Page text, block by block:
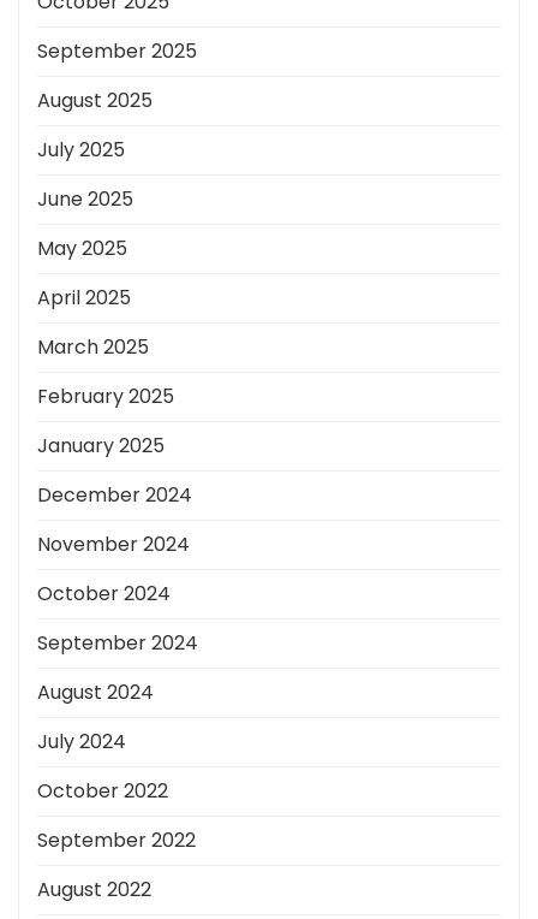
September 2025
August 2025
July 2025
June 2025
May 2025
April 2025
March 2025
February 2025
January 2025
December 2024
November 2024
October 2024
September 2024
August 2024
July 2024
October 2022
September 2022
August 2022